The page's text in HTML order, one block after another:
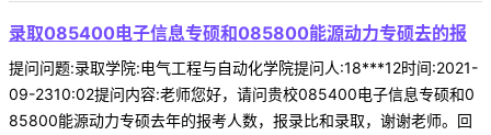
录取085400电子信息专硕和085800能源动力专硕去的报
提问问题:录取学院:电气工程与自动化学院提问人:18***12时间:2021-
09-2310:02提问内容:老师您好，请问贵校085400电子信息专硕和0
85800能源动力专硕去年的报考人数，报录比和录取，谢谢老师。回